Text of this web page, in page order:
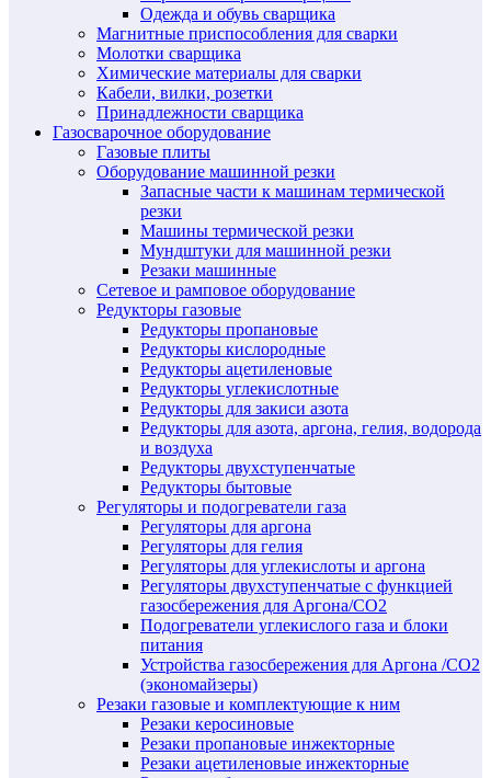
Одежда и обувь сварщика
Магнитные приспособления для сварки
Молотки сварщика
Химические материалы для сварки
Кабели, вилки, розетки
Принадлежности сварщика
Газосварочное оборудование
Газовые плиты
Оборудование машинной резки
Запасные части к машинам термической
резки
Машины термической резки
Мундштуки для машинной резки
Резаки машинные
Сетевое и рамповое оборудование
Редукторы газовые
Редукторы пропановые
Редукторы кислородные
Редукторы ацетиленовые
Редукторы углекислотные
Редукторы для закиси азота
Редукторы для азота, аргона, гелия, водорода
и воздуха
Редукторы двухступенчатые
Редукторы бытовые
Регуляторы и подогреватели газа
Регуляторы для аргона
Регуляторы для гелия
Регуляторы для углекислоты и аргона
Регуляторы двухступенчатые c функцией
газосбережения для Аргона/СО2
Подогреватели углекислого газа и блоки
питания
Устройства газосбережения для Аргона /СО2
(экономайзеры)
Резаки газовые и комплектующие к ним
Резаки керосиновые
Резаки пропановые инжекторные
Резаки ацетиленовые инжекторные